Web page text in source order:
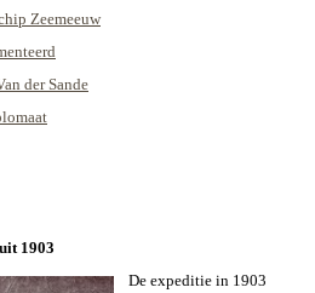
Zeemeeuw
der Sande
1903
De expeditie in 1903